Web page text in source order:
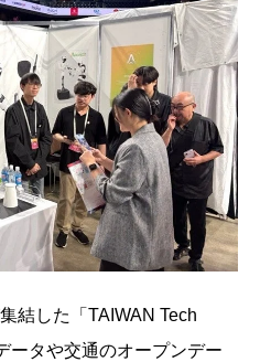
結した「TAIWAN Tech
ータや交通のオープンデー